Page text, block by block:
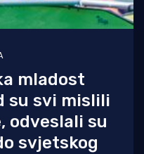
mladost
su svi mislili
odveslali su
svjetskog